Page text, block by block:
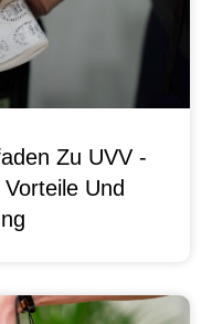
Zu UVV -
Und